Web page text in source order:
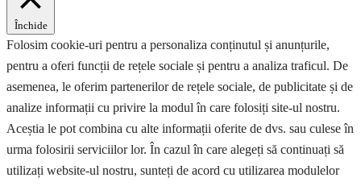
Închide
Folosim cookie-uri pentru a personaliza conținutul și anunțurile,
pentru a oferi funcții de rețele sociale și pentru a analiza traficul. De
asemenea, le oferim partenerilor de rețele sociale, de publicitate și de
analize informații cu privire la modul în care folosiți site-ul nostru.
Aceștia le pot combina cu alte informații oferite de dvs. sau culese în
urma folosirii serviciilor lor. În cazul în care alegeți să continuați să
utilizați website-ul nostru, sunteți de acord cu utilizarea modulelor